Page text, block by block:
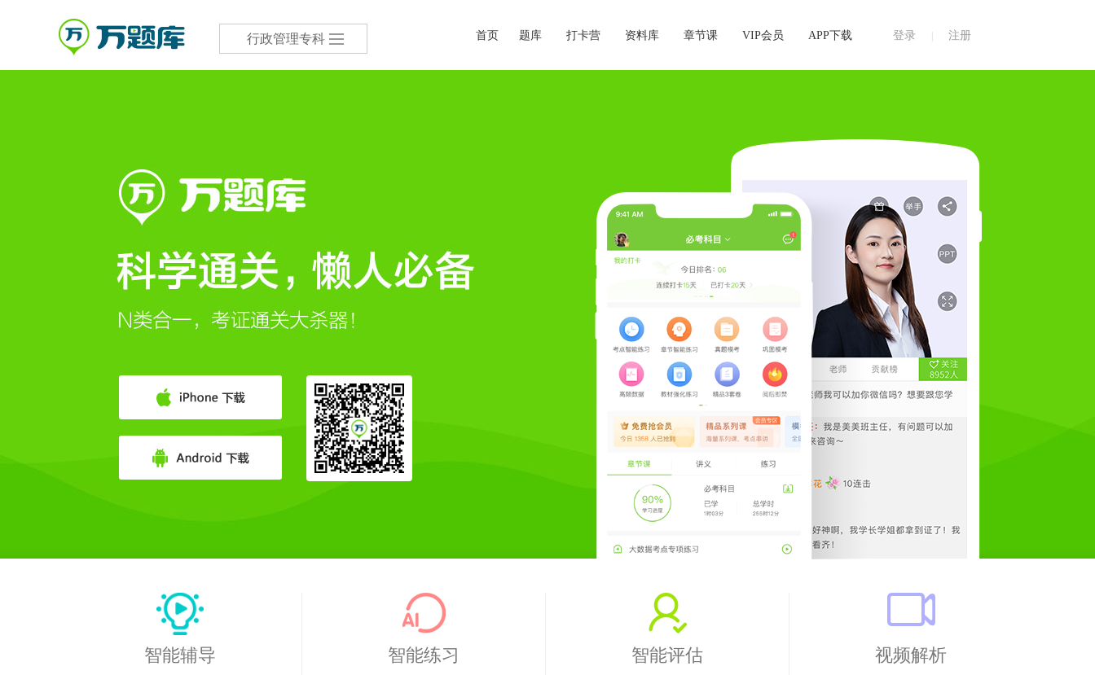
行政管理专科 登录 注册
首页 题库 打卡营 资料库 章节课 VIP会员 APP下载
智能辅导 智能练习 智能评估 视频解析